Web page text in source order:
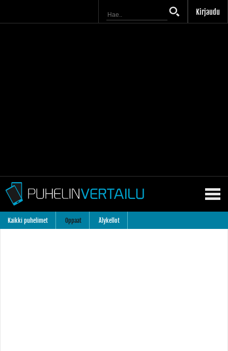
Kirjaudu
Kaikki puhelimet Oppaat Älykellot